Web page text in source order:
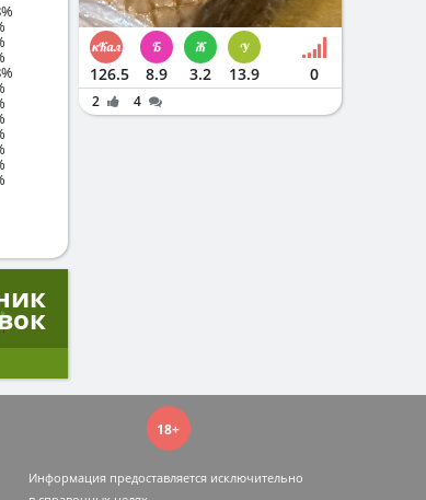
126.5 8.9 3.2 13.9 0
2 4
18+
Информация предоставляется исключительно